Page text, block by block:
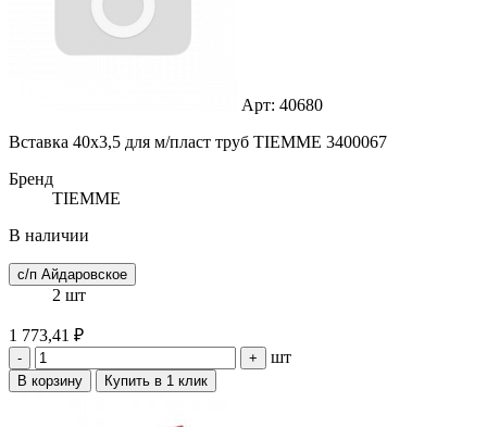
Арт: 40680
Вставка 40х3,5 для м/пласт труб TIEMME 3400067
Бренд
TIEMME
В наличии
с/п Айдаровское
2 шт
1 773,41 ₽
- + шт
В корзину Купить в 1 клик